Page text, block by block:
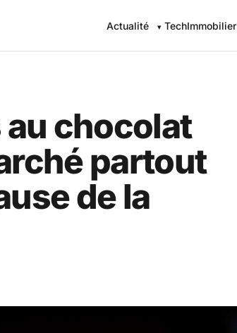
Actualité TechImmobilier
chocolat
partout
de la